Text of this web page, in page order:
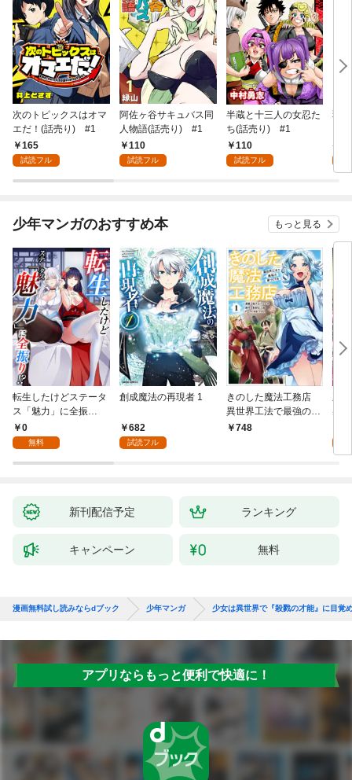
次のトピックスはオマ
エだ！(話売り) #1
165
試読フル
阿佐ヶ谷サキュバス同
人物語(話売り) #1
110
試読フル
半蔵と十三人の女忍た
ち(話売り) #1
110
試読フル
弱
少年マンガのおすすめ本 もっと見る
転生したけどステータ
ス「魅力」に全振
り！？(1)
0
無料
創成魔法の再現者 1
682
試読フル
きのした魔法工務店
異世界工法で最強の家
づくりを（コミック）
748
兆
る
新刊配信予定 ランキング
キャンペーン 無料
漫画無料試し読みならdブック 少年マンガ 少女は異世界で『殺戮の才能』に目覚
アプリならもっと便利で快適に！